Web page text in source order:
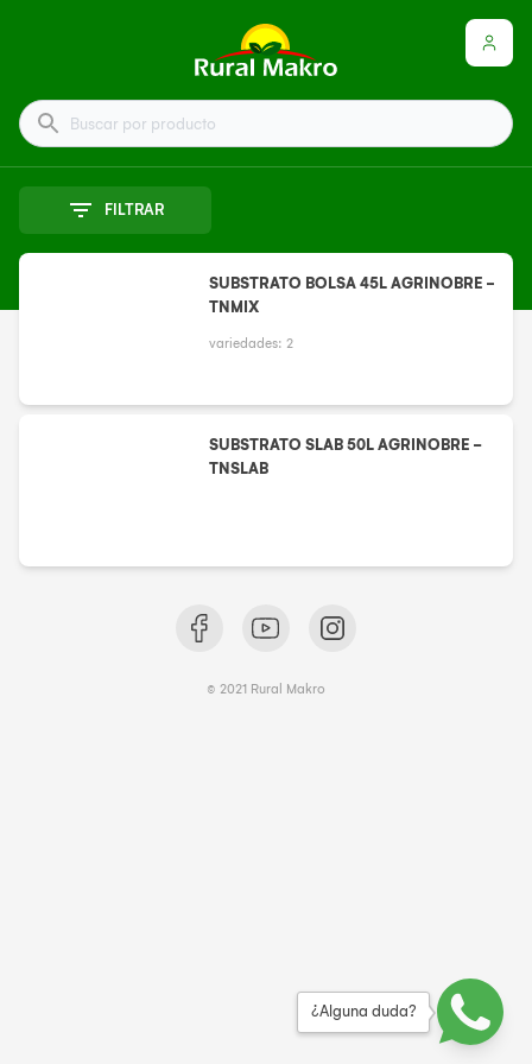
Buscar por producto
FILTRAR
SUBSTRATO BOLSA 45L AGRINOBRE -
TNMIX
variedades: 2
SUBSTRATO SLAB 50L AGRINOBRE -
TNSLAB
© 2021 Rural Makro
¿Alguna duda?